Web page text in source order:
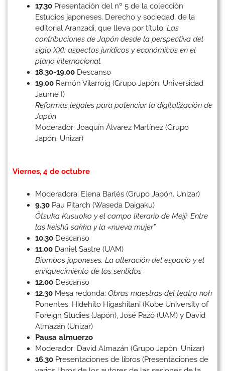
17.30 Presentación del nº 5 de la colección
Estudios japoneses. Derecho y sociedad, de la
editorial Aranzadi, que lleva por título: Las
contribuciones de Japón desde la perspectiva del
siglo XXI: aspectos jurídicos y económicos en el
plano internacional.
18.30-19.00 Descanso
19.00 Ramón Vilarroig (Grupo Japón. Universidad
Jaume I)
Reformas legales para potenciar la digitalización de
Japón
Moderador: Joaquín Álvarez Martínez (Grupo
Japón. Unizar)
Viernes, 4 de octubre
Moderadora: Elena Barlés (Grupo Japón. Unizar)
9.30 Pau Pitarch (Waseda Daigaku)
Ōtsuka Kusuoko y el campo literario de Meiji: Entre
las keishū sakka y la «nueva mujer”
10.30 Descanso
11.00 Daniel Sastre (UAM)
Biombos japoneses. La alteración del espacio y el
enriquecimiento de los sentidos
12.00 Descanso
12.30 Mesa redonda: Obras maestras del teatro noh
Ponentes: Hidehito Higashitani (Kobe University of
Foreign Studies (Japón), José Pazó (UAM) y David
Almazán (Unizar)
Pausa almuerzo
Moderador: David Almazán (Grupo Japón. Unizar)
16.30 Presentaciones de libros (Presentaciones de